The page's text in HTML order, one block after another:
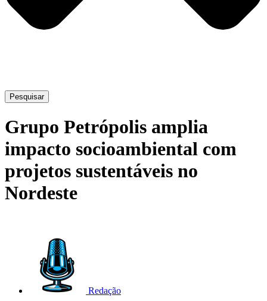
Pesquisar
Grupo Petrópolis amplia
impacto socioambiental com
projetos sustentáveis no
Nordeste
Redação